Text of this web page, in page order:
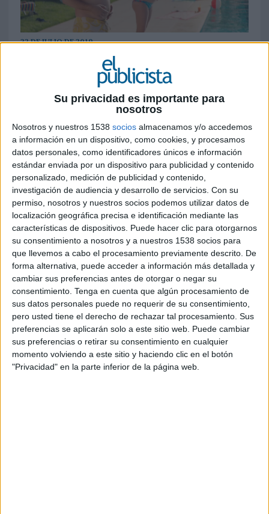
Su privacidad es importante para
nosotros
Nosotros y nuestros 1538 socios almacenamos y/o accedemos
a información en un dispositivo, como cookies, y procesamos
datos personales, como identificadores únicos e información
estándar enviada por un dispositivo para publicidad y contenido
personalizado, medición de publicidad y contenido,
investigación de audiencia y desarrollo de servicios. Con su
permiso, nosotros y nuestros socios podemos utilizar datos de
localización geográfica precisa e identificación mediante las
características de dispositivos. Puede hacer clic para otorgarnos
su consentimiento a nosotros y a nuestros 1538 socios para
que llevemos a cabo el procesamiento previamente descrito. De
forma alternativa, puede acceder a información más detallada y
cambiar sus preferencias antes de otorgar o negar su
consentimiento. Tenga en cuenta que algún procesamiento de
sus datos personales puede no requerir de su consentimiento,
pero usted tiene el derecho de rechazar tal procesamiento. Sus
preferencias se aplicarán solo a este sitio web. Puede cambiar
sus preferencias o retirar su consentimiento en cualquier
momento volviendo a este sitio y haciendo clic en el botón
"Privacidad" en la parte inferior de la página web.
22 DE JULIO DE 2019
Ficha técnica: ‘Todo el mundo quiere que
llegue el verano’
Anunciante: ONCE
Marca: ONCE
Producto: Extra de Verano
Contactos del anunciante: Antonio Mayor/Javier
Nogal
Agencia: Ogilvy
Director general creativo: Paulo Areas
Directores creativos: Félix Carral/José Izaguirre
Equipos creativos: Alba López /Antonio Pelufo
Equipo cuentas: Laura Uranga, María García,
Marta Lerma y Rocío Dobarco